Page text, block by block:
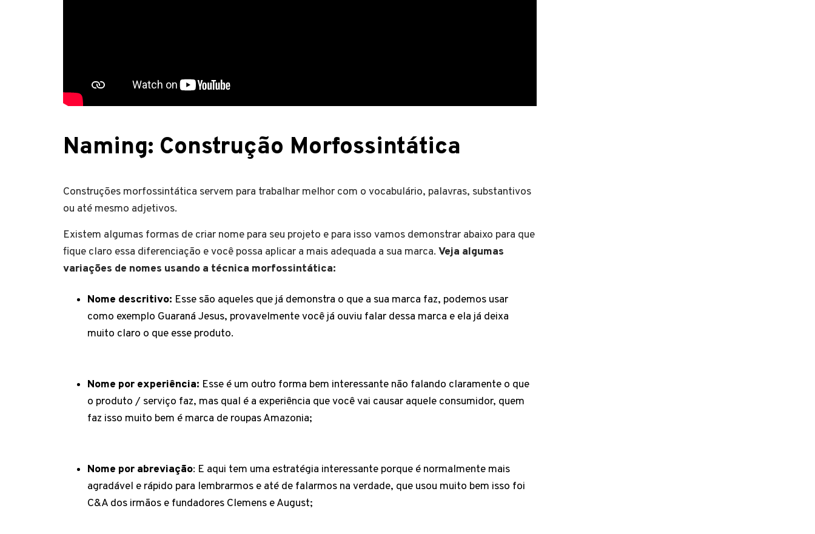
Naming: Construção Morfossintática
Construções morfossintática servem para trabalhar melhor com o vocabulário, palavras, substantivos
ou até mesmo adjetivos.
Existem algumas formas de criar nome para seu projeto e para isso vamos demonstrar abaixo para que
fique claro essa diferenciação e você possa aplicar a mais adequada a sua marca. Veja algumas
variações de nomes usando a técnica morfossintática:
Nome descritivo: Esse são aqueles que já demonstra o que a sua marca faz, podemos usar
como exemplo Guaraná Jesus, provavelmente você já ouviu falar dessa marca e ela já deixa
muito claro o que esse produto.
Nome por experiência: Esse é um outro forma bem interessante não falando claramente o que
o produto / serviço faz, mas qual é a experiência que você vai causar aquele consumidor, quem
faz isso muito bem é marca de roupas Amazonia;
Nome por abreviação: E aqui tem uma estratégia interessante porque é normalmente mais
agradável e rápido para lembrarmos e até de falarmos na verdade, que usou muito bem isso foi
C&A dos irmãos e fundadores Clemens e August;